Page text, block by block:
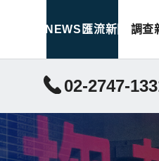
CNEWS匯流新聞 調查
02-2747-